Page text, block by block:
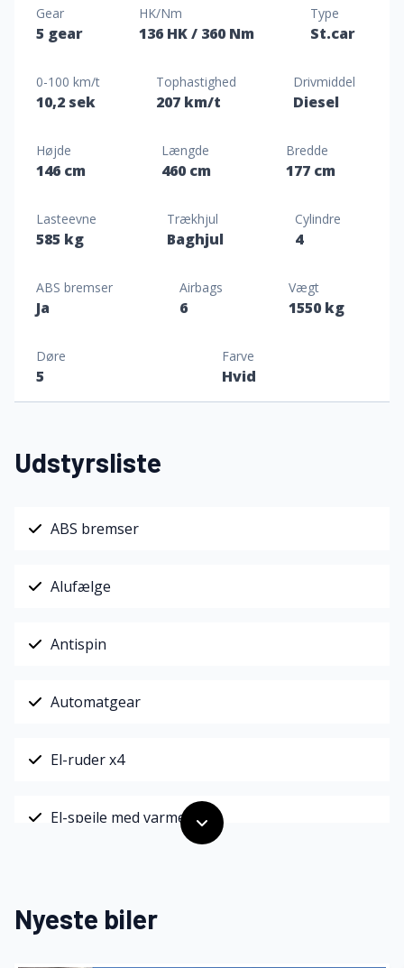
Gear
5 gear
HK/Nm
136 HK/ 360 Nm
Type
St.car
0-100 km/t
10,2 sek
Tophastighed
207 km/t
Drivmiddel
Diesel
Højde
146 cm
Længde
460 cm
Bredde
177 cm
Lasteevne
585 kg
Trækhjul
Baghjul
Cylindre
4
ABS bremser
Ja
Airbags
6
Vægt
1550 kg
Døre
5
Farve
Hvid
Udstyrsliste
ABS bremser
Alufælge
Antispin
Automatgear
El-ruder x4
El-spejle med varme
Fuldautomatisk klimaanlæg
Nyeste biler